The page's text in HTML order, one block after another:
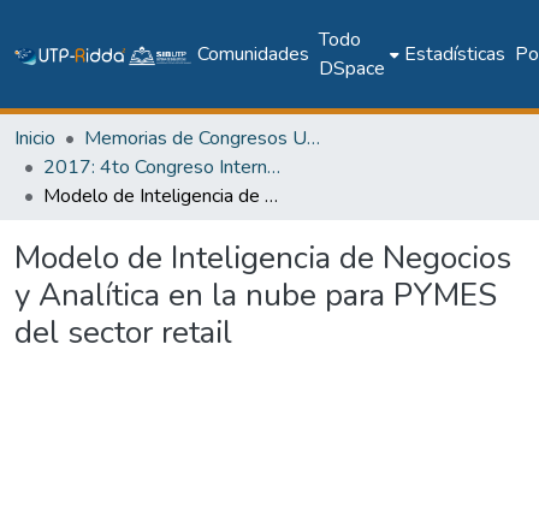
Comunidades
Todo
DSpace
Estadísticas
Inicio
Memorias de Congresos UTP
2017: 4to Congreso Internacional AmITIC 2017, Aplicando nuevas tecnologías
Modelo de Inteligencia de Negocios y Analítica en la nube para PYMES del sector retail
Modelo de Inteligencia de Negocios
y Analítica en la nube para PYMES
del sector retail